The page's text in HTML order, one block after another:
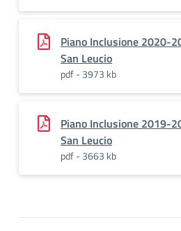
Piano Inclusione 2020-
San Leucio
pdf - 3973 kb
Piano Inclusione 2019-
San Leucio
pdf - 3663 kb